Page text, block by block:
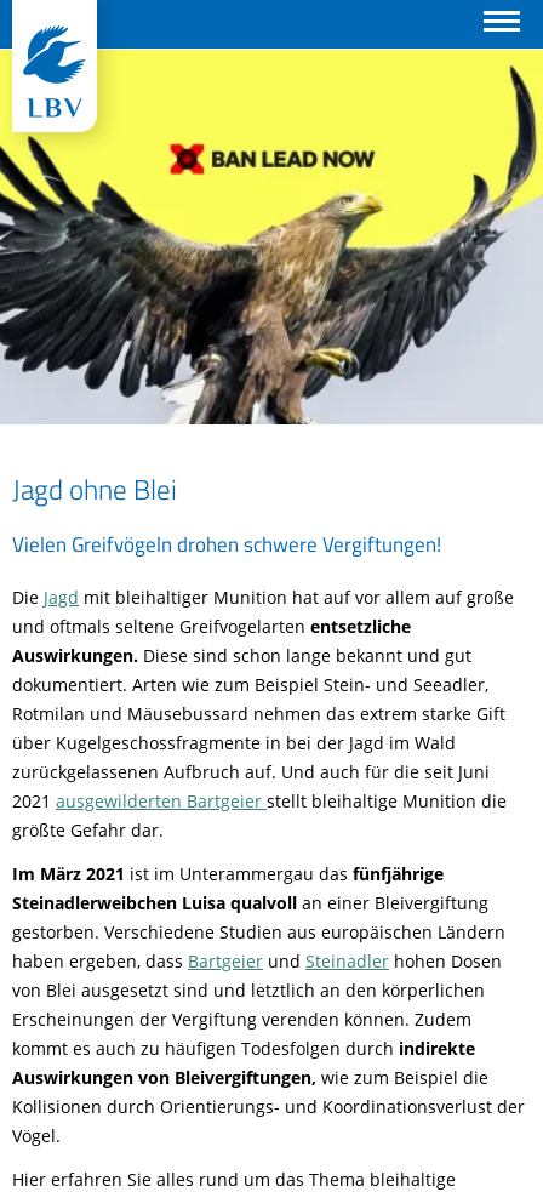
Jagd ohne Blei
Vielen Greifvögeln drohen schwere Vergiftungen!
Die Jagd mit bleihaltiger Munition hat auf vor allem auf große
und oftmals seltene Greifvogelarten entsetzliche
Auswirkungen. Diese sind schon lange bekannt und gut
dokumentiert. Arten wie zum Beispiel Stein- und Seeadler,
Rotmilan und Mäusebussard nehmen das extrem starke Gift
über Kugelgeschossfragmente in bei der Jagd im Wald
zurückgelassenen Aufbruch auf. Und auch für die seit Juni
2021 ausgewilderten Bartgeier stellt bleihaltige Munition die
größte Gefahr dar.
Im März 2021 ist im Unterammergau das fünfjährige
Steinadlerweibchen Luisa qualvoll an einer Bleivergiftung
gestorben. Verschiedene Studien aus europäischen Ländern
haben ergeben, dass Bartgeier und Steinadler hohen Dosen
von Blei ausgesetzt sind und letztlich an den körperlichen
Erscheinungen der Vergiftung verenden können. Zudem
kommt es auch zu häufigen Todesfolgen durch indirekte
Auswirkungen von Bleivergiftungen, wie zum Beispiel die
Kollisionen durch Orientierungs- und Koordinationsverlust der
Vögel.
Hier erfahren Sie alles rund um das Thema bleihaltige